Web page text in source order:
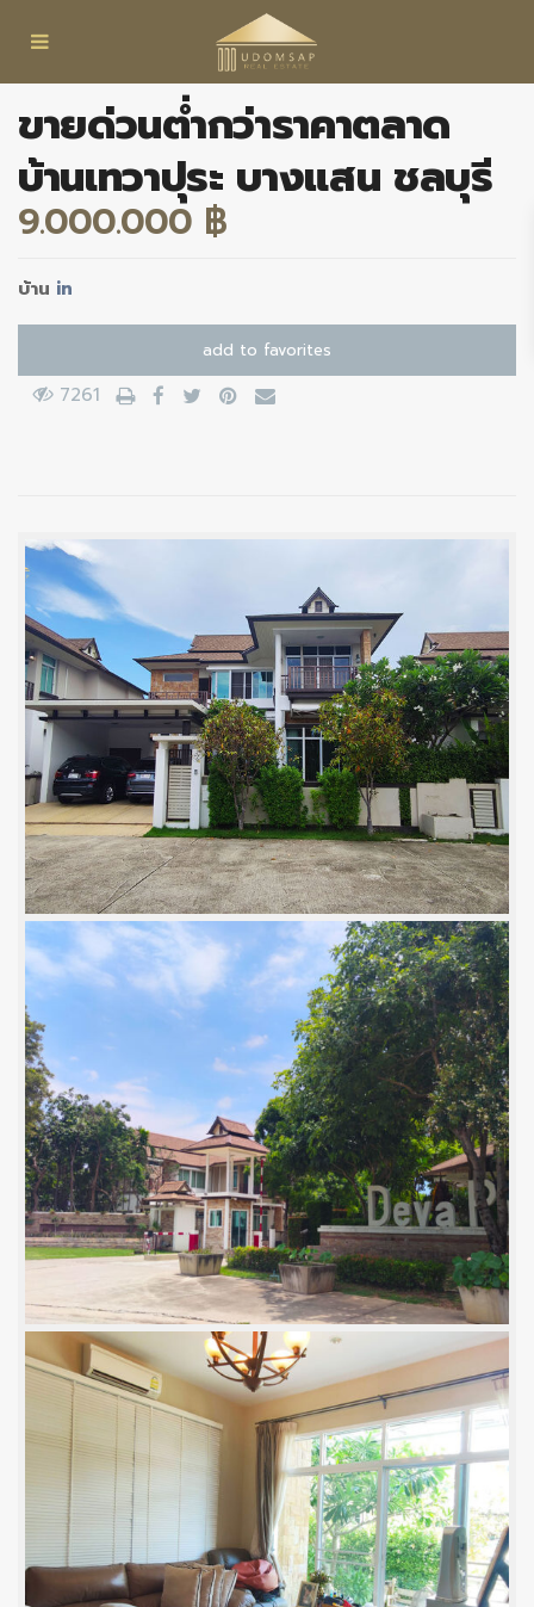
ขายด่วนต่ำกว่าราคาตลาด
บ้านเทวาปุระ บางแสน ชลบุรี
9.000.000 ฿
บ้าน in
add to favorites
7261